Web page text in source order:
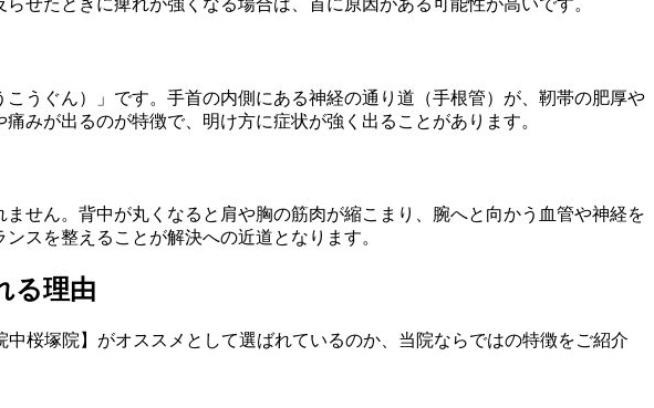
せたときに痺れが強くなる場合は、首に原因がある可能性が高いです。
うぐん）」です。手首の内側にある神経の通り道（手根管）が、靭帯の肥厚や
みが出るのが特徴で、明け方に症状が強く出ることがあります。
せん。背中が丸くなると肩や胸の筋肉が縮こまり、腕へと向かう血管や神経を
スを整えることが解決への近道となります。
る理由
桜塚院】がオススメとして選ばれているのか、当院ならではの特徴をご紹介